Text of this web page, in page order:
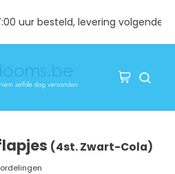
levering volgende dag
(4st. Zwart-Cola)